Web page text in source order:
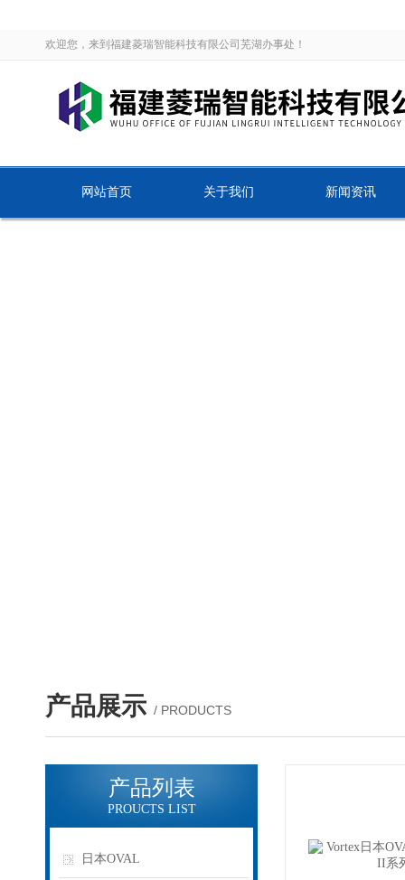
欢迎您，来到福建菱瑞智能科技有限公司芜湖办事处！
网站首页 关于我们 新闻资讯
产品展示 / PRODUCTS
产品列表
PROUCTS LIST
日本OVAL